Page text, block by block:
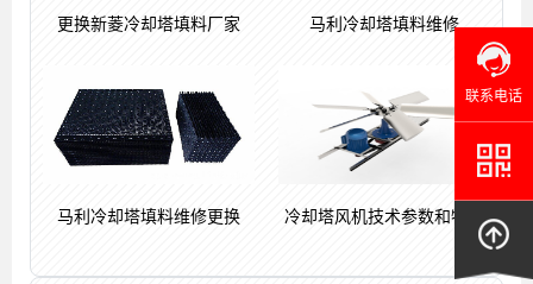
更换新菱冷却塔填料厂家 马利冷却塔填料维修
马利冷却塔填料维修更换 冷却塔风机技术参数和特点
联系电话